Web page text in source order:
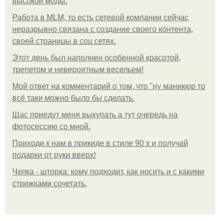
Работа в MLM, то есть сетевой компании сейчас
неразрывно связана с создание своего контента,
своей страницы в соц сетях.
Этот день был наполнен особенной красотой,
трепетом и невероятным весельем!
Мой ответ на комментарий о том, что "ну маникюр то
всё таки можно было бы сделать.
Щас приедут меня выкупать а тут очередь на
фотосессию со мной.
Приходи к нам в прикиде в стиле 90 х и получай
подарки от руки вверх!
Челка - шторка: кому подходит, как носить и с какими
стрижками сочетать.